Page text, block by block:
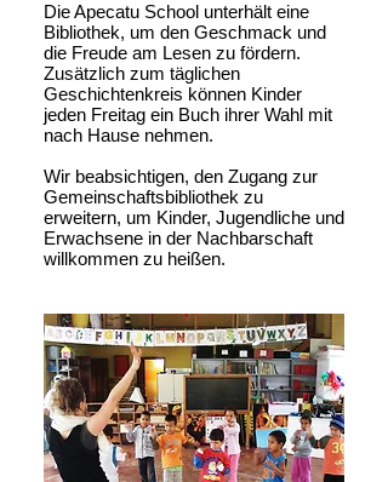
Die Apecatu School unterhält eine
Bibliothek, um den Geschmack und
die Freude am Lesen zu fördern.
Zusätzlich zum täglichen
Geschichtenkreis können Kinder
jeden Freitag ein Buch ihrer Wahl mit
nach Hause nehmen.
Wir beabsichtigen, den Zugang zur
Gemeinschaftsbibliothek zu
erweitern, um Kinder, Jugendliche und
Erwachsene in der Nachbarschaft
willkommen zu heißen.